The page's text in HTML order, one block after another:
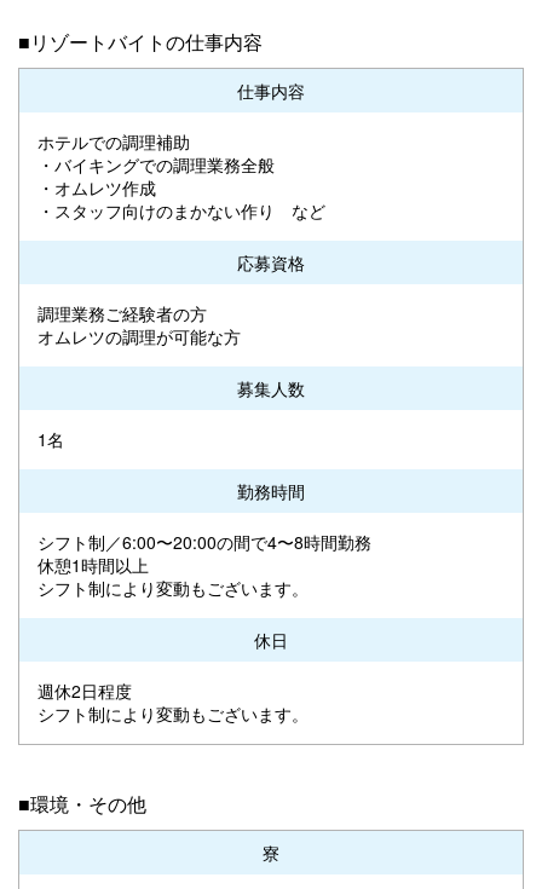
■リゾートバイトの仕事内容
仕事内容
ホテルでの調理補助
・バイキングでの調理業務全般
・オムレツ作成
・スタッフ向けのまかない作り など
応募資格
調理業務ご経験者の方
オムレツの調理が可能な方
募集人数
1名
勤務時間
シフト制／6:00〜20:00の間で4〜8時間勤務
休憩1時間以上
シフト制により変動もございます。
休日
週休2日程度
シフト制により変動もございます。
■環境・その他
寮